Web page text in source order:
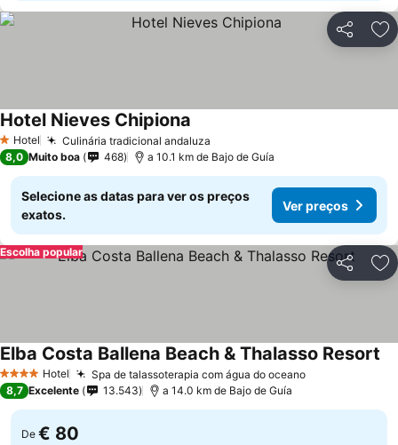
Partilhar
1 Estrelas
Hotel Culinária tradicional andaluza
Hotel Nieves Chipiona
8,0 Muito boa 468 a 10.1 km de Bajo de Guía
Selecione as datas para ver os preços
exatos.
Ver preços
Partilhar
Escolha popular
4 EstrelasHotel Spa de talassoterapia com água do oceano
Elba Costa Ballena Beach & Thalasso Resort
8,7 Excelente 13.543 a 14.0 km de Bajo de Guía
De € 80